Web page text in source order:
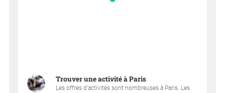
Trouver une activité à Paris
Les offres d’activités sont nombreuses à Paris. Les